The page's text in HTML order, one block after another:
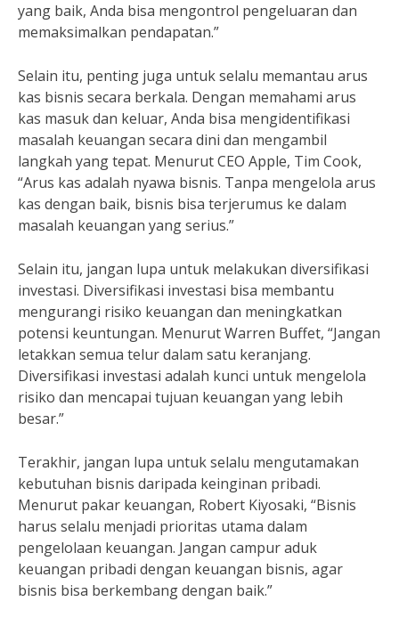
yang baik, Anda bisa mengontrol pengeluaran dan
memaksimalkan pendapatan.”
Selain itu, penting juga untuk selalu memantau arus
kas bisnis secara berkala. Dengan memahami arus
kas masuk dan keluar, Anda bisa mengidentifikasi
masalah keuangan secara dini dan mengambil
langkah yang tepat. Menurut CEO Apple, Tim Cook,
“Arus kas adalah nyawa bisnis. Tanpa mengelola arus
kas dengan baik, bisnis bisa terjerumus ke dalam
masalah keuangan yang serius.”
Selain itu, jangan lupa untuk melakukan diversifikasi
investasi. Diversifikasi investasi bisa membantu
mengurangi risiko keuangan dan meningkatkan
potensi keuntungan. Menurut Warren Buffet, “Jangan
letakkan semua telur dalam satu keranjang.
Diversifikasi investasi adalah kunci untuk mengelola
risiko dan mencapai tujuan keuangan yang lebih
besar.”
Terakhir, jangan lupa untuk selalu mengutamakan
kebutuhan bisnis daripada keinginan pribadi.
Menurut pakar keuangan, Robert Kiyosaki, “Bisnis
harus selalu menjadi prioritas utama dalam
pengelolaan keuangan. Jangan campur aduk
keuangan pribadi dengan keuangan bisnis, agar
bisnis bisa berkembang dengan baik.”